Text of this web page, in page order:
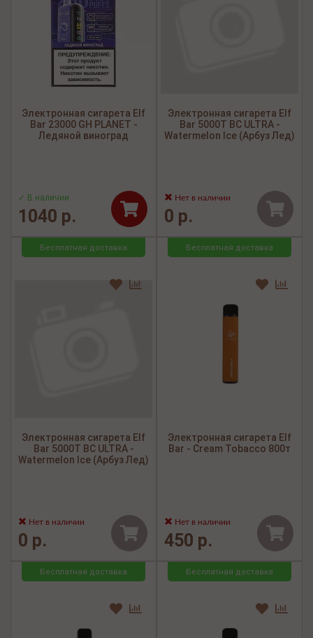
Электронная сигарета Elf
Bar 23000 GH PLANET -
Ледяной виноград
✓ В наличии
1040 р.
Электронная сигарета Elf
Bar 5000Т BC ULTRA -
Watermelon Ice (Арбуз Лед)
Нет в наличии
0 р.
Бесплатная доставка
Электронная сигарета Elf
Bar 5000Т BC ULTRA -
Watermelon Ice (Арбуз Лед)
Нет в наличии
0 р.
Бесплатная доставка
Электронная сигарета Elf
Bar - Cream Tobacco 800т
Нет в наличии
450 р.
Бесплатная доставка Бесплатная доставка